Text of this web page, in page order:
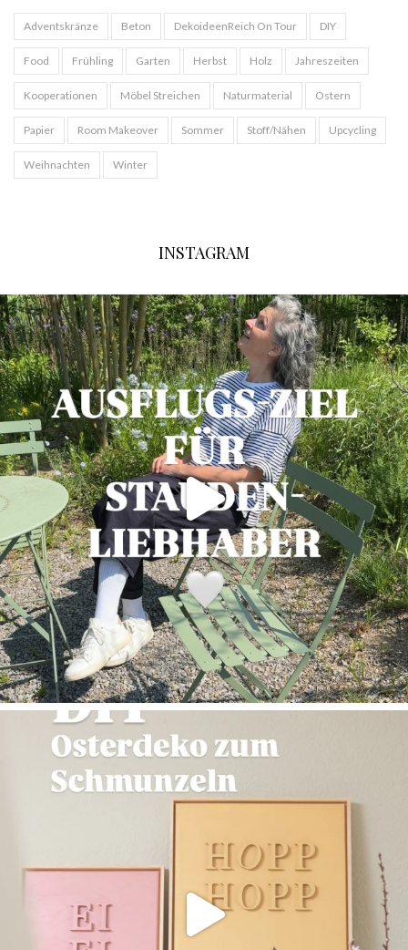
Adventskränze Beton DekoideenReich On Tour DIY
Food Frühling Garten Herbst Holz Jahreszeiten
Kooperationen Möbel Streichen Naturmaterial Ostern
Papier Room Makeover Sommer Stoff/Nähen Upcycling
Weihnachten Winter
INSTAGRAM